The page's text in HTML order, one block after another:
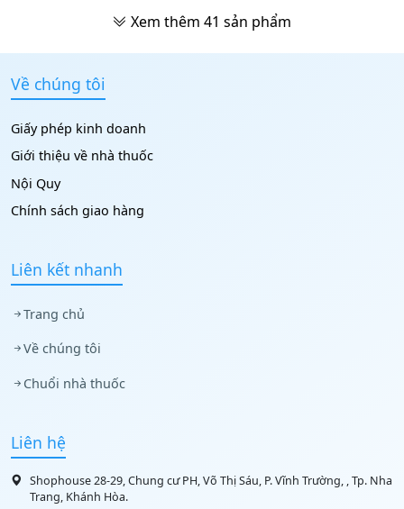
Xem thêm 41 sản phẩm
Về chúng tôi
Giấy phép kinh doanh
Giới thiệu về nhà thuốc
Nội Quy
Chính sách giao hàng
Liên kết nhanh
Trang chủ
Về chúng tôi
Chuổi nhà thuốc
Liên hệ
Shophouse 28-29, Chung cư PH, Võ Thị Sáu, P. Vĩnh Trường, , Tp. Nha
Trang, Khánh Hòa.